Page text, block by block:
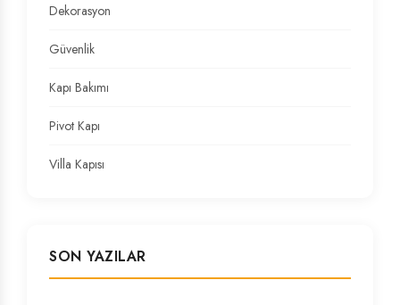
Dekorasyon
Güvenlik
Kapı Bakımı
Pivot Kapı
Villa Kapısı
SON YAZILAR